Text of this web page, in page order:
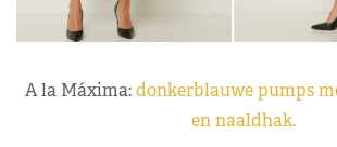
A la Máxima:donkerblauwe pumps
en naaldhak.